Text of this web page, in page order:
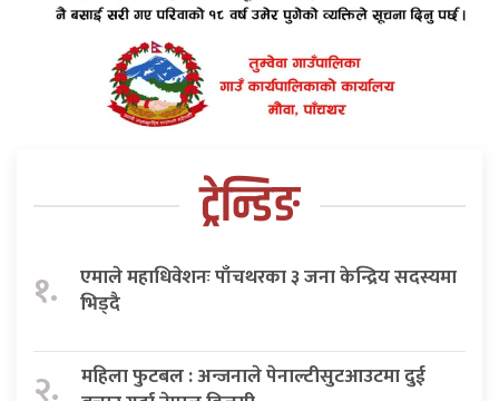
ट्रेन्डिङ
१.
एमाले महाधिवेशनः पाँचथरका ३ जना केन्द्रिय सदस्यमा
भिड्दै
२.
महिला फुटबल : अन्जनाले पेनाल्टीसुटआउटमा दुई